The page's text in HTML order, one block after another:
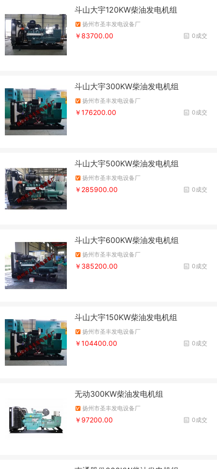
斗山大宇120KW柴油发电机组
扬州市圣丰发电设备厂
0成交
￥83700.00
斗山大宇300KW柴油发电机组
扬州市圣丰发电设备厂
0成交
￥176200.00
斗山大宇500KW柴油发电机组
扬州市圣丰发电设备厂
0成交
￥285900.00
斗山大宇600KW柴油发电机组
扬州市圣丰发电设备厂
0成交
￥385200.00
斗山大宇150KW柴油发电机组
扬州市圣丰发电设备厂
0成交
￥104400.00
无动300KW柴油发电机组
扬州市圣丰发电设备厂
0成交
￥97200.00